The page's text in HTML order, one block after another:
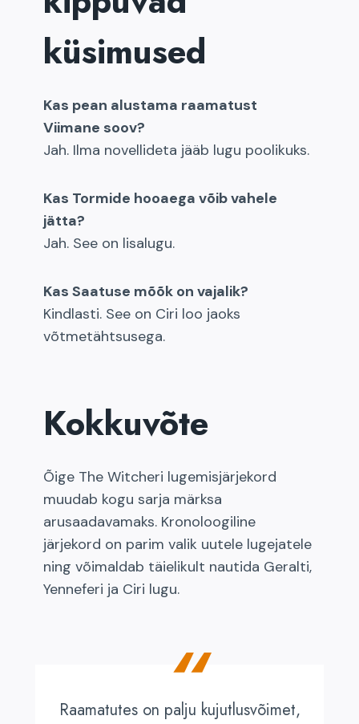
küsimused
Kas pean alustama raamatust
Viimane soov?
Jah. Ilma novellideta jääb lugu poolikuks.
Kas Tormide hooaega võib vahele
jätta?
Jah. See on lisalugu.
Kas Saatuse mõõk on vajalik?
Kindlasti. See on Ciri loo jaoks
võtmetähtsusega.
Kokkuvõte
Õige The Witcheri lugemisjärjekord
muudab kogu sarja märksa
arusaadavamaks. Kronoloogiline
järjekord on parim valik uutele lugejatele
ning võimaldab täielikult nautida Geralti,
Yenneferi ja Ciri lugu.
“
Raamatutes on palju kujutlusvõimet,